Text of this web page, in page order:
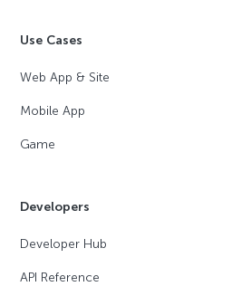
Use Cases
Web App & Site
Mobile App
Game
Developers
Developer Hub
API Reference